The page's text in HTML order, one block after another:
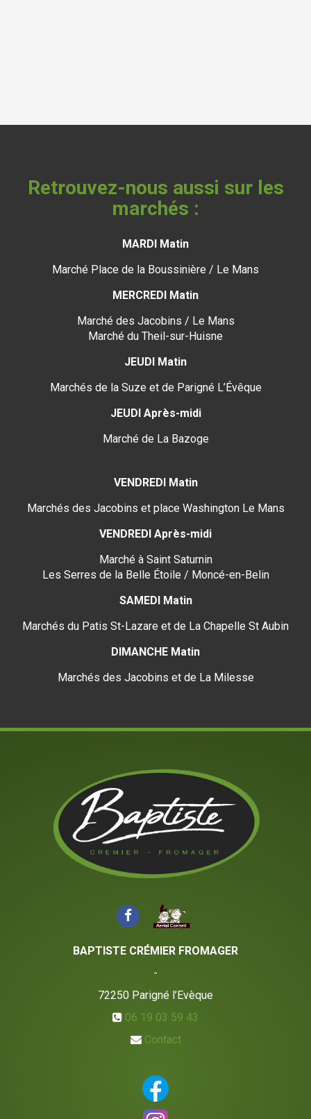
Retrouvez-nous aussi sur les
marchés :
MARDI Matin
Marché Place de la Boussinière / Le Mans
MERCREDI Matin
Marché des Jacobins / Le Mans
Marché du Theil-sur-Huisne
JEUDI Matin
Marchés de la Suze et de Parigné L’Évêque
JEUDI Après-midi
Marché de La Bazoge
VENDREDI Matin
Marchés des Jacobins et place Washington Le Mans
VENDREDI Après-midi
Marché à Saint Saturnin
Les Serres de la Belle Étoile / Moncé-en-Belin
SAMEDI Matin
Marchés du Patis St-Lazare et de La Chapelle St Aubin
DIMANCHE Matin
Marchés des Jacobins et de La Milesse
BAPTISTE CRÉMIER FROMAGER
-
72250 Parigné l’Evèque
06 19 03 59 43
Contact